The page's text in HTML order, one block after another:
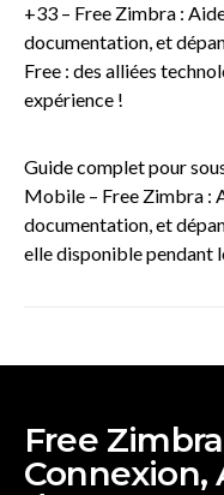
+33 – Free Zimbra :
documentation, et
Free : des alliées
expérience !
Guide complet pour
Mobile – Free Zimbra :
documentation, et
elle disponible pendant
Free
Connexion,